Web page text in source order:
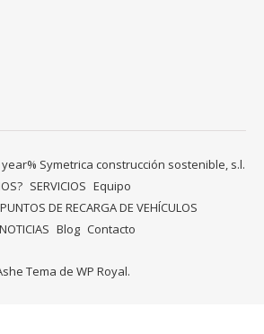
Symetrica construcción sostenible, s.l.
SERVICIOS Equipo
PUNTOS DE RECARGA DE VEHÍCULOS
NOTICIAS Blog Contacto
Tema de WP Royal.